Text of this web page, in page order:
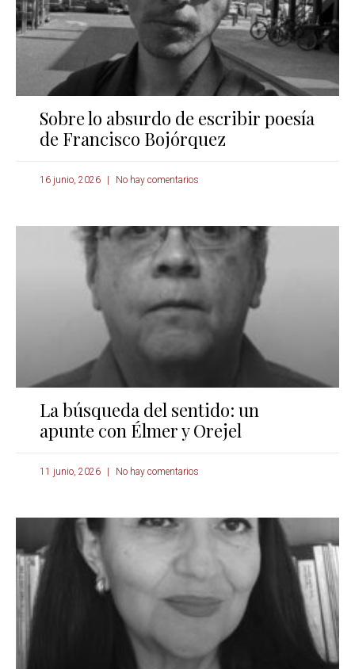
Sobre lo absurdo de escribir poesía
de Francisco Bojórquez
16 junio, 2026 No hay comentarios
La búsqueda del sentido: un
apunte con Élmer y Orejel
11 junio, 2026 No hay comentarios